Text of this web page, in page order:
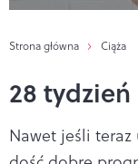
Strona główna Ciąża
28 tydzień
Nawet jeśli